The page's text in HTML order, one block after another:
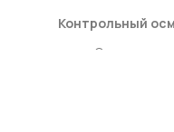
Контрольный
Оценка